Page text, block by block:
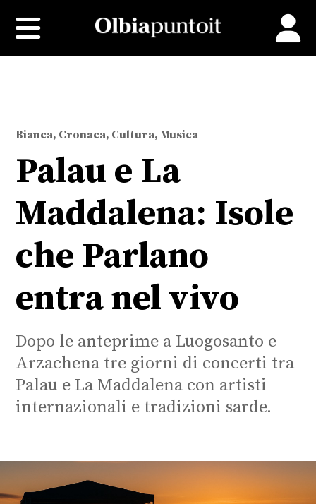
Bianca, Cronaca, Cultura, Musica
Palau e La
Maddalena: Isole
che Parlano
entra nel vivo
Dopo le anteprime a Luogosanto e
Arzachena tre giorni di concerti tra
Palau e La Maddalena con artisti
internazionali e tradizioni sarde.